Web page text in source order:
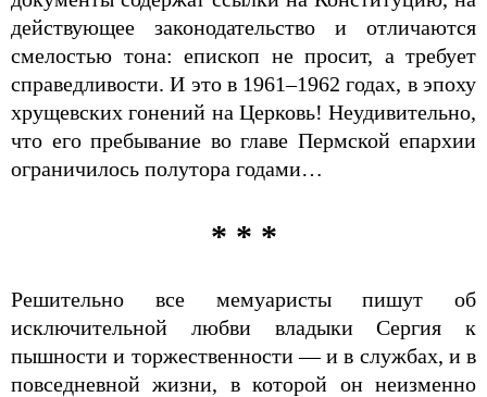
действующее законодательство и отличаются
смелостью тона: епископ не просит, а требует
справедливости. И это в 1961–1962 годах, в эпоху
хрущевских гонений на Церковь! Неудивительно,
что его пребывание во главе Пермской епархии
ограничилось полутора годами…
* * *
Решительно все мемуаристы пишут об
исключительной любви владыки Сергия к
пышности и торжественности — и в службах, и в
повседневной жизни, в которой он неизменно